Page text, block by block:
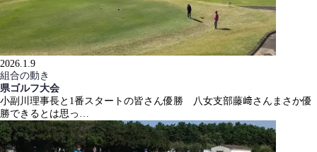
2026.1.9
組合の動き
県ゴルフ大会
小副川理事長と1番スタートの皆さん優勝 八女支部藤﨑さんまさか優
勝できるとは思っ…